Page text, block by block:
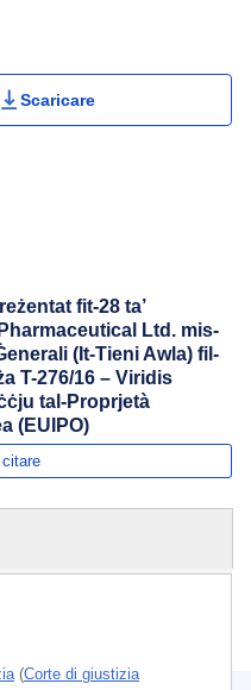
Portlet
Scaricare
fit-28 ta’
Ltd. mis-
(It-Tieni Awla) fil-
T-276/16 – Viridis
tal-Proprjetà
(EUIPO)
(Corte di giustizia